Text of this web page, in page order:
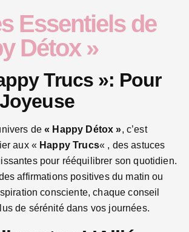
Essentiels de
Détox »
Trucs »: Pour
de« Happy Détox », c’est
aux « Happy Trucs« , des astuces
pour rééquilibrer son quotidien.
affirmations positives du matin ou
consciente, chaque conseil
de sérénité dans vos journées.